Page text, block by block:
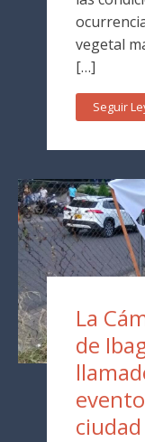
vegetal
[…]
Seguir
La
de
ciudad